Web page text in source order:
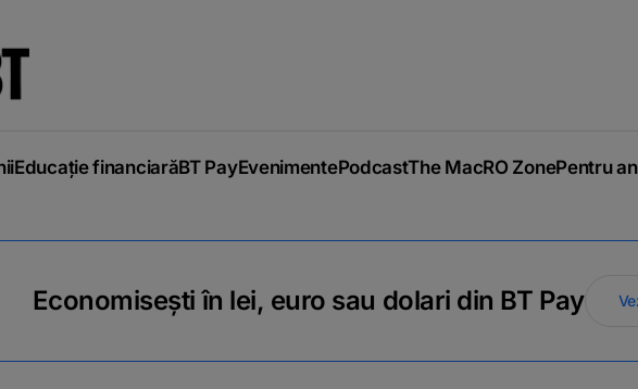
Educație financiarăBT PayEvenimentePodcastThe MacRO ZonePentru
Economisești în lei, euro sau dolari din BT Pay